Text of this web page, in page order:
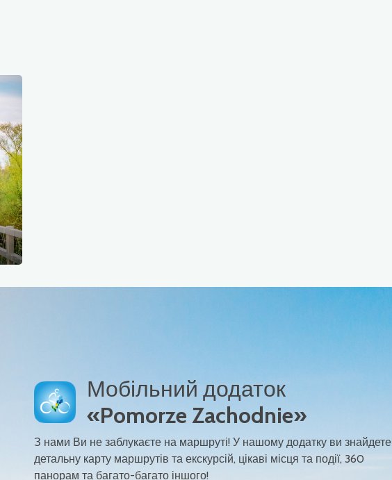
Мобільний додаток
«Pomorze Zachodnie»
З нами Ви не заблукаєте на маршруті! У нашому додатку ви знайдете
детальну карту маршрутів та екскурсій, цікаві місця та події, 360
панорам та багато-багато іншого!